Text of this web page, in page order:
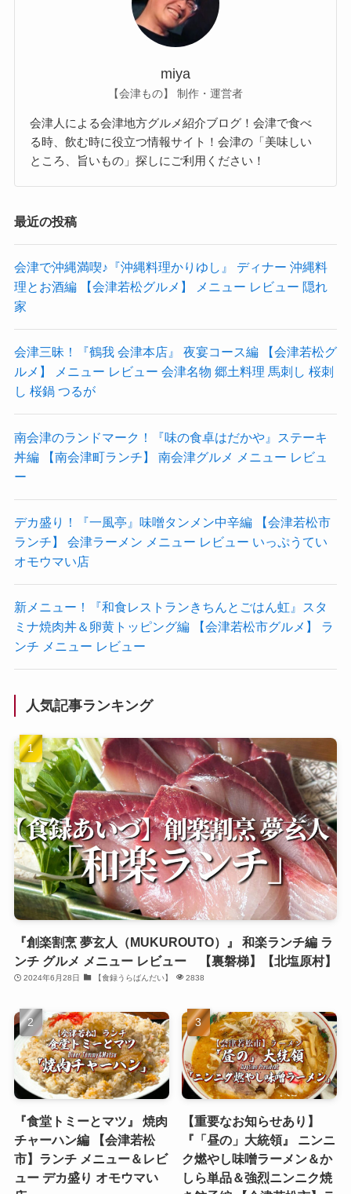
miya
【会津もの】 制作・運営者
会津人による会津地方グルメ紹介ブログ！会津で食べ
る時、飲む時に役立つ情報サイト！会津の「美味しい
ところ、旨いもの」探しにご利用ください！
最近の投稿
会津で沖縄満喫♪『沖縄料理かりゆし』 ディナー 沖縄料
理とお酒編 【会津若松グルメ】 メニュー レビュー 隠れ
家
会津三昧！『鶴我 会津本店』 夜宴コース編 【会津若松グ
ルメ】 メニュー レビュー 会津名物 郷土料理 馬刺し 桜刺
し 桜鍋 つるが
南会津のランドマーク！『味の食卓はだかや』ステーキ
丼編 【南会津町ランチ】 南会津グルメ メニュー レビュ
ー
デカ盛り！『一風亭』味噌タンメン中辛編 【会津若松市
ランチ】 会津ラーメン メニュー レビュー いっぷうてい
オモウマい店
新メニュー！『和食レストランきちんとごはん虹』スタ
ミナ焼肉丼＆卵黄トッピング編 【会津若松市グルメ】 ラ
ンチ メニュー レビュー
人気記事ランキング
『創楽割烹 夢玄人（MUKUROUTO）』 和楽ランチ編 ラ
ンチ グルメ メニュー レビュー 【裏磐梯】【北塩原村】
2024年6月28日 【食録うらばんだい】 2838
『食堂トミーとマツ』 焼肉
チャーハン編 【会津若松
市】ランチ メニュー＆レビ
ュー デカ盛り オモウマい
【重要なお知らせあり】
『「昼の」大統領』 ニンニ
ク燃やし味噌ラーメン＆か
しら単品＆強烈ニンニク焼